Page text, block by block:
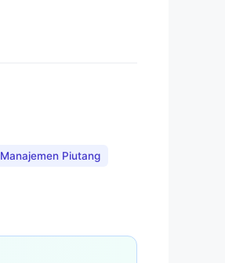
Manajemen Piutang